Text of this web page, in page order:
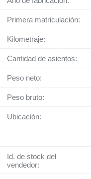
Primera matriculación:
Kilometraje:
Cantidad de asientos:
Peso neto:
Peso bruto:
Ubicación:
Id. de stock del
vendedor: